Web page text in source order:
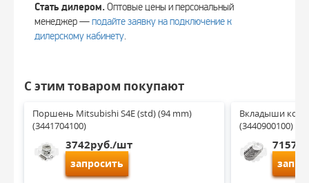
Стать дилером.Оптовые цены и персональный
менеджер —подайте заявку на подключение к
дилерскому кабинету.
С этим товаром покупают
Поршень Mitsubishi S4E (std) (94 mm)
(3441704100)
3742руб./шт
запросить
Вкладыши
(3440900100)